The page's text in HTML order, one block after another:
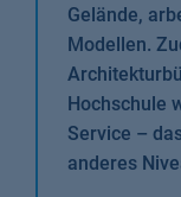
Gelände,
Modellen.
Hochschule
Service –
anderes